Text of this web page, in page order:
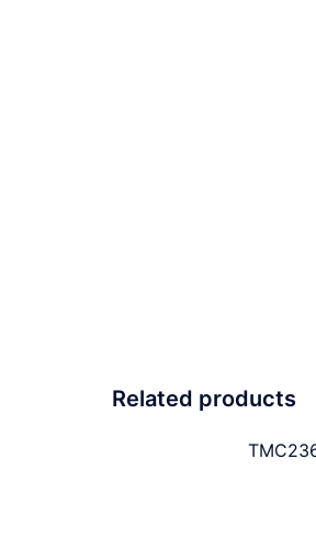
Related products